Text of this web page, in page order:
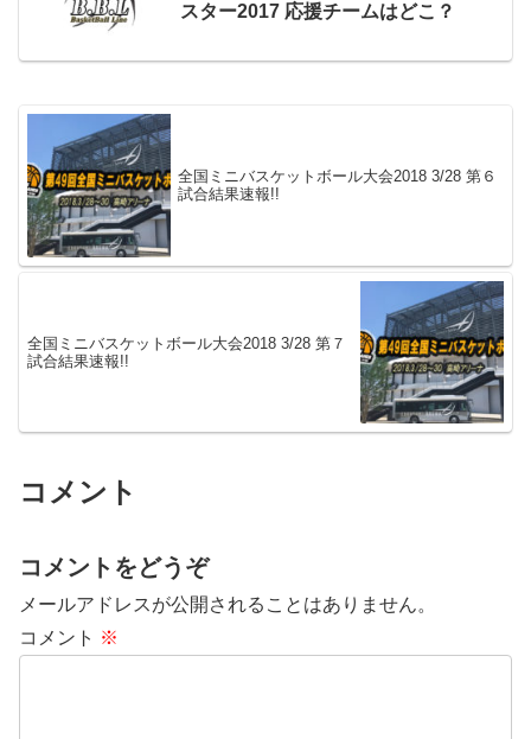
スター2017 応援チームはどこ？
全国ミニバスケットボール大会2018 3/28 第６
試合結果速報!!
全国ミニバスケットボール大会2018 3/28 第７
試合結果速報!!
コメント
コメントをどうぞ
メールアドレスが公開されることはありません。
コメント ※